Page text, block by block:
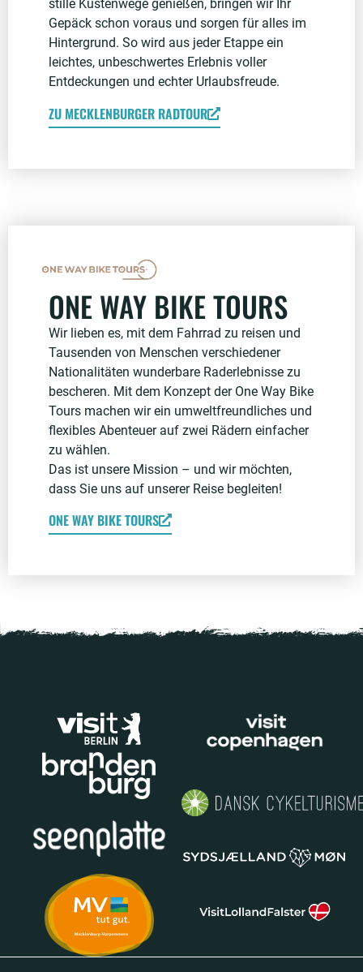
stille Küstenwege genießen, bringen wir Ihr
Gepäck schon voraus und sorgen für alles im
Hintergrund. So wird aus jeder Etappe ein
leichtes, unbeschwertes Erlebnis voller
Entdeckungen und echter Urlaubsfreude.
ZU MECKLENBURGER RADTOUR
ONE WAY BIKE TOURS
Wir lieben es, mit dem Fahrrad zu reisen und
Tausenden von Menschen verschiedener
Nationalitäten wunderbare Raderlebnisse zu
bescheren. Mit dem Konzept der One Way Bike
Tours machen wir ein umweltfreundliches und
flexibles Abenteuer auf zwei Rädern einfacher
zu wählen.
Das ist unsere Mission – und wir möchten,
dass Sie uns auf unserer Reise begleiten!
ONE WAY BIKE TOURS